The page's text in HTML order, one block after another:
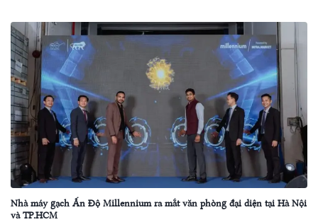
Nhà máy gạch Ấn Độ Millennium ra mắt văn phòng đại diện tại Hà Nội
và TP.HCM